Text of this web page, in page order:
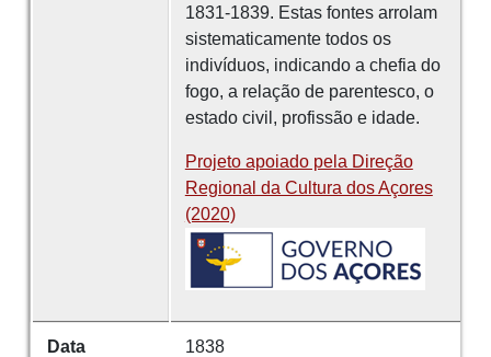
1831-1839. Estas fontes arrolam
sistematicamente todos os
indivíduos, indicando a chefia do
fogo, a relação de parentesco, o
estado civil, profissão e idade.
Projeto apoiado pela Direção
Regional da Cultura dos Açores
(2020)
Data 1838